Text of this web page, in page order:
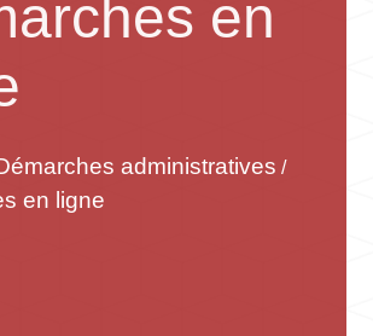
en
administratives /
en ligne